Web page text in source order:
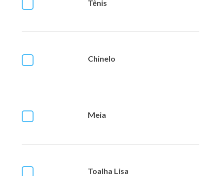
Tênis
Chinelo
Meia
Toalha Lisa